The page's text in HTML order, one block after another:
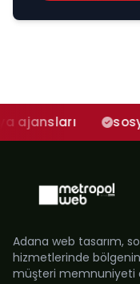
sosyal
Adana web tasarım,
hizmetlerinde
müşteri memnuniyeti